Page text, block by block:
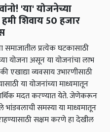
'या' योजनेच्या
शिवाय 50 हजार
प्रत्येक घटकासाठी
योजना असून या योजनांचा लाभ
एखाद्या व्यवसाय उभारणीसाठी
या योजनांच्या माध्यमातून
मदत करण्यात येते. जेणेकरून
समस्या या माध्यमातून
सक्षम करणे हा देखील